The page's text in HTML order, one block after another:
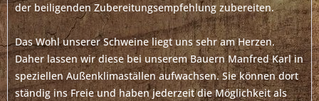
der beiligenden Zubereitungsempfehlung zubereiten.
Das Wohl unserer Schweine liegt uns sehr am Herzen.
Daher lassen wir diese bei unserem Bauern Manfred Karl in
speziellen Außenklimaställen aufwachsen. Sie können dort
ständig ins Freie und haben jederzeit die Möglichkeit als